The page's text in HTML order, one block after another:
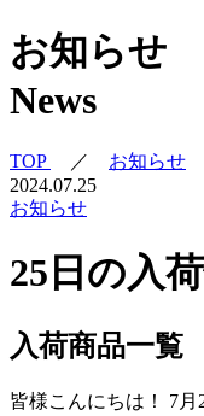
お知らせ
News
TOP ／ お知らせ
2024.07.25
お知らせ
25日の入
入荷商品一覧
皆様こんにちは！ 7月